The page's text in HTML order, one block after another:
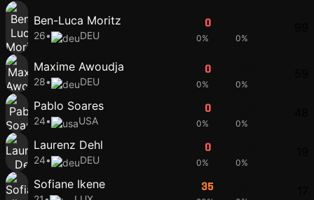
Ben-Luca Moritz
26• DEU
0
0% 0%
Maxime Awoudja
28• DEU
0
0% 0%
Pablo Soares
24• USA
0
0% 0%
Laurenz Dehl
24• DEU
0
0% 0%
Sofiane Ikene 35